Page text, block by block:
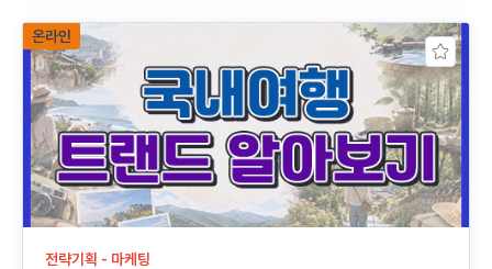
온라인
전략기획 - 마케팅